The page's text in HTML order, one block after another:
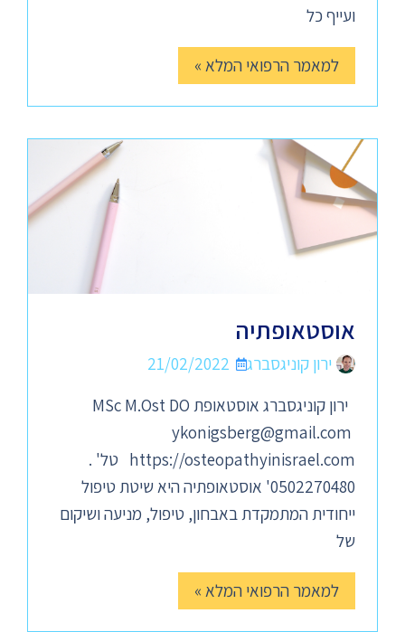
ועייף כל
למאמר הרפואי המלא »
אוסטאופתיה
ירון קוניגסברג
21/02/2022
ירון קוניגסברג אוסטאופת MSc M.Ost DO
ykonigsberg@gmail.com
https://osteopathyinisrael.com טל' .
0502270480' אוסטאופתיה היא שיטת טיפול
ייחודית המתמקדת באבחון, טיפול, מניעה ושיקום
של
למאמר הרפואי המלא »